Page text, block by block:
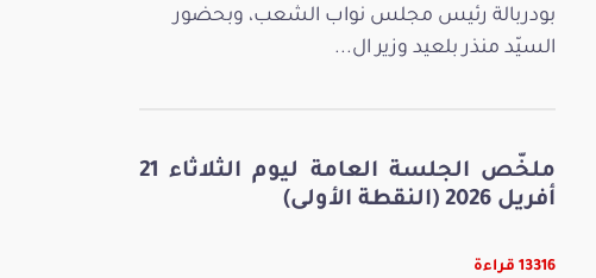
بودربالة رئيس مجلس نواب الشعب، وبحضور
السيّد منذر بلعيد وزير ال...
ملخّص الجلسة العامة ليوم الثلاثاء 21
أفريل 2026 (النقطة الأولى)
13316 قراءة